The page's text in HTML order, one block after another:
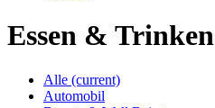
Essen & Trinken
Alle (current)
Automobil